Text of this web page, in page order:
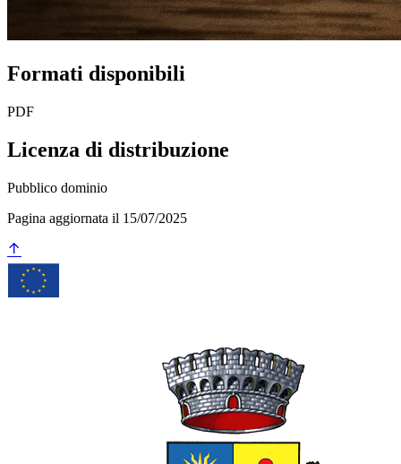
Formati disponibili
PDF
Licenza di distribuzione
Pubblico dominio
Pagina aggiornata il 15/07/2025